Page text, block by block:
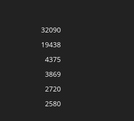
32090
19438
4375
3869
2720
2580